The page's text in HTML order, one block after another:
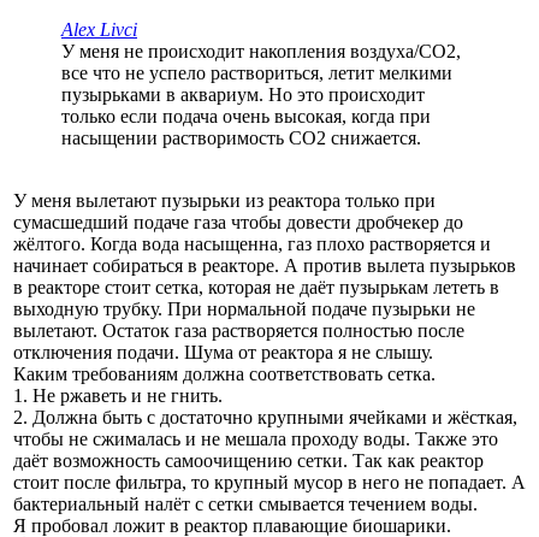
Alex Livci
У меня не происходит накопления воздуха/CO2,
все что не успело раствориться, летит мелкими
пузырьками в аквариум. Но это происходит
только если подача очень высокая, когда при
насыщении растворимость СО2 снижается.
У меня вылетают пузырьки из реактора только при
сумасшедший подаче газа чтобы довести дробчекер до
жёлтого. Когда вода насыщенна, газ плохо растворяется и
начинает собираться в реакторе. А против вылета пузырьков
в реакторе стоит сетка, которая не даёт пузырькам лететь в
выходную трубку. При нормальной подаче пузырьки не
вылетают. Остаток газа растворяется полностью после
отключения подачи. Шума от реактора я не слышу.
Каким требованиям должна соответствовать сетка.
1. Не ржаветь и не гнить.
2. Должна быть с достаточно крупными ячейками и жёсткая,
чтобы не сжималась и не мешала проходу воды. Также это
даёт возможность самоочищению сетки. Так как реактор
стоит после фильтра, то крупный мусор в него не попадает. А
бактериальный налёт с сетки смывается течением воды.
Я пробовал ложит в реактор плавающие биошарики.